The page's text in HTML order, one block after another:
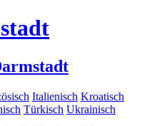
Italienisch Kroatisch
Türkisch Ukrainisch